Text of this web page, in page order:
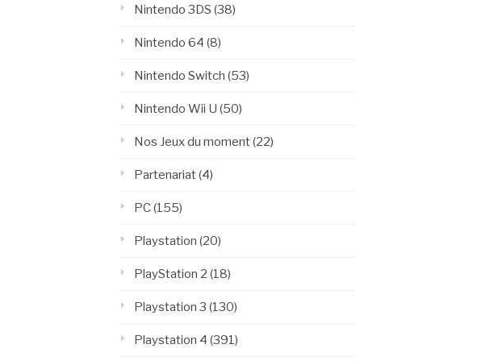
Nintendo 3DS (38)
Nintendo 64 (8)
Nintendo Switch (53)
Nintendo Wii U (50)
Nos Jeux du moment(22)
Partenariat(4)
PC(155)
Playstation (20)
PlayStation 2 (18)
Playstation 3 (130)
Playstation 4 (391)